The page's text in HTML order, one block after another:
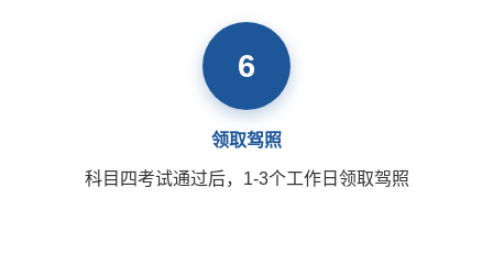
6
领取驾照
科目四考试通过后，1-3个工作日领取驾照